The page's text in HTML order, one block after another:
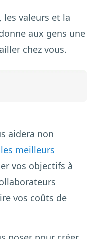
les valeurs et la
aux gens une
chez vous.
aidera non
meilleurs
vos objectifs à
vos coûts de